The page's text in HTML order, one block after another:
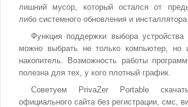
лишний мусор, который остался от
либо системного обновления и инсталлятора.
Функция поддержки выбора
можно выбрать не только компьютер, но
накопитель. Возможность работы
полезна для тех, у кого плотный график.
Советуем PrivaZer Portable
официального сайта без регистрации, смс,